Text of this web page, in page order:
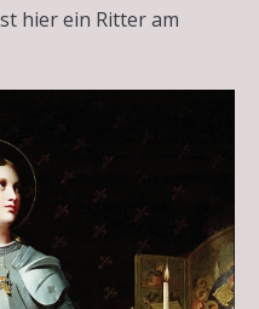
hier ein Ritter am